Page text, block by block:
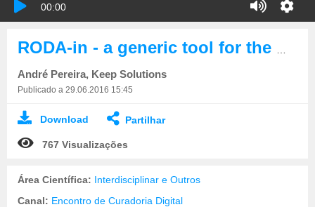
00:00
André Pereira, Keep Solutions
Publicado a 29.06.2016 15:45
Download Partilhar
767 Visualizações
Área Científica: Interdisciplinar e Outros
Canal: Encontro de Curadoria Digital